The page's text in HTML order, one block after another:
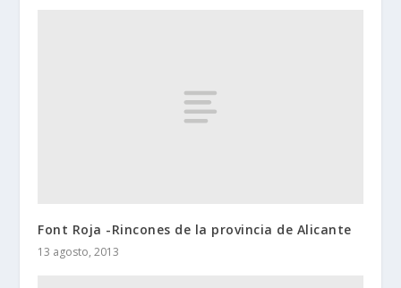
Font Roja -Rincones de la provincia de Alicante
13 agosto, 2013